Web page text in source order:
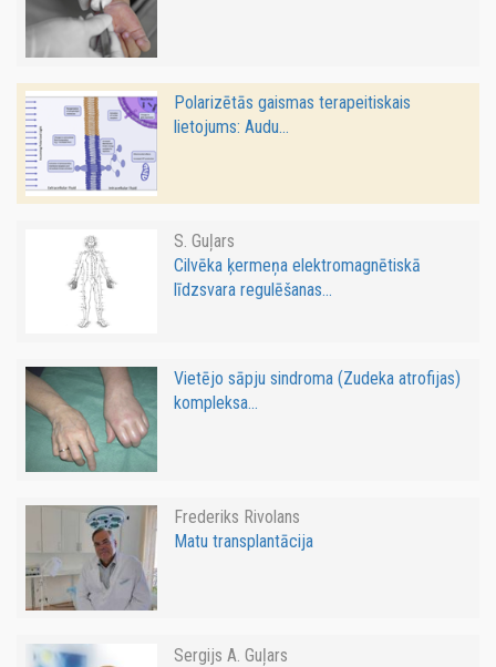
Polarizētās gaismas terapeitiskais
lietojums: Audu...
S. Guļars
Cilvēka ķermeņa elektromagnētiskā
līdzsvara regulēšanas...
Vietējo sāpju sindroma (Zudeka atrofijas)
kompleksa...
Frederiks Rivolans
Matu transplantācija
Sergijs A. Guļars